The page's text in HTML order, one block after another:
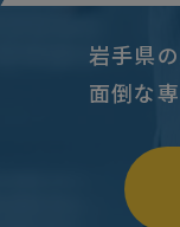
岩手県
面倒な